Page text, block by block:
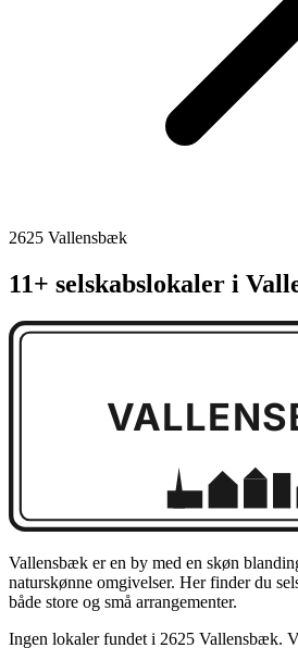
2625 Vallensbæk
11+ selskabslokaler i
Vallensbæk er en by med en skøn
naturskønne omgivelser. Her finder du
både store og små arrangementer.
Ingen lokaler fundet i 2625 Vallensbæk.